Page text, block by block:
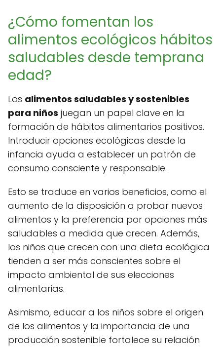
¿Cómo fomentan los
alimentos ecológicos hábitos
saludables desde temprana
edad?
Los alimentos saludables y sostenibles
para niños juegan un papel clave en la
formación de hábitos alimentarios positivos.
Introducir opciones ecológicas desde la
infancia ayuda a establecer un patrón de
consumo consciente y responsable.
Esto se traduce en varios beneficios, como el
aumento de la disposición a probar nuevos
alimentos y la preferencia por opciones más
saludables a medida que crecen. Además,
los niños que crecen con una dieta ecológica
tienden a ser más conscientes sobre el
impacto ambiental de sus elecciones
alimentarias.
Asimismo, educar a los niños sobre el origen
de los alimentos y la importancia de una
producción sostenible fortalece su relación